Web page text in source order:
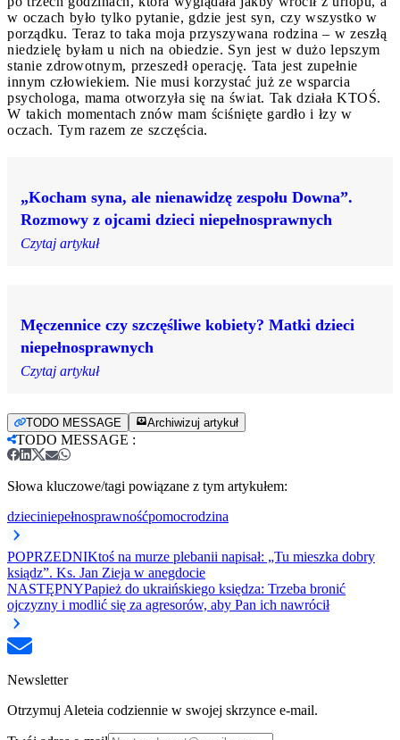
w oczach było tylko pytanie, gdzie jest syn, czy wszystko w
porządku. Teraz to taka moja przyszywana rodzina – w zeszłą
niedzielę byłam u nich na obiedzie. Syn jest w dużo lepszym
stanie zdrowotnym, przeszedł operację. Tata jest zupełnie
innym człowiekiem. Nie musi korzystać już ze wsparcia
psychologa, mama otworzyła się na świat. Tak działa KTOŚ.
W takich momentach znów mam ściśnięte gardło i łzy w
oczach. Tym razem ze szczęścia.
„Kocham syna, ale nienawidzę zespołu Downa”.
Rozmowy z ojcami dzieci niepełnosprawnych
Czytaj artykuł
Męczennice czy szczęśliwe kobiety? Matki dzieci
niepełnosprawnych
Czytaj artykuł
TODO MESSAGE Archiwizuj artykuł
TODO MESSAGE :
Słowa kluczowe/tagi powiązane z tym artykułem:
dzieciniepełnosprawnośćpomocrodzina
POPRZEDNIKtoś na murze plebanii napisał: „Tu mieszka dobry
ksiądz”. Ks. Jan Zieja w anegdocie
NASTĘPNYPapież do ukraińskiego księdza: Trzeba bronić
ojczyzny i modlić się za agresorów, aby Pan ich nawrócił
Newsletter
Otrzymuj Aleteia codziennie w swojej skrzynce e-mail.